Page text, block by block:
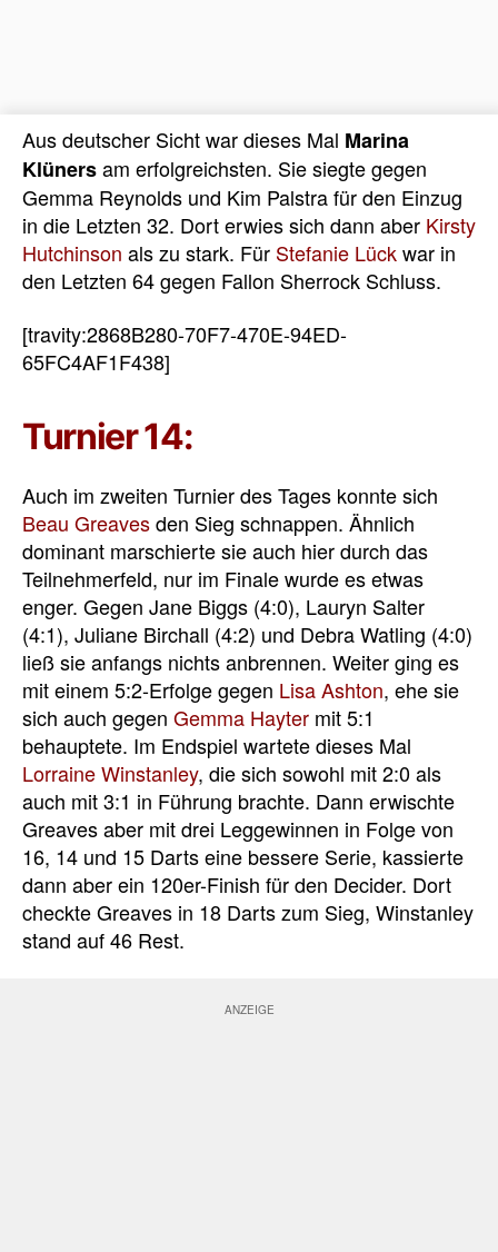
Aus deutscher Sicht war dieses Mal Marina
Klünersam erfolgreichsten. Sie siegte gegen
Gemma Reynolds und Kim Palstra für den Einzug
in die Letzten 32. Dort erwies sich dann aber Kirsty
Hutchinson als zu stark. Für Stefanie Lückwar in
den Letzten 64 gegen Fallon Sherrock Schluss.
[travity:2868B280-70F7-470E-94ED-
65FC4AF1F438]
Turnier 14:
Auch im zweiten Turnier des Tages konnte sich
Beau Greavesden Sieg schnappen. Ähnlich
dominant marschierte sie auch hier durch das
Teilnehmerfeld, nur im Finale wurde es etwas
enger. Gegen Jane Biggs (4:0), Lauryn Salter
(4:1), Juliane Birchall (4:2) und Debra Watling (4:0)
ließ sie anfangs nichts anbrennen. Weiter ging es
mit einem 5:2-Erfolge gegen Lisa Ashton, ehe sie
sich auch gegen Gemma Hayter mit 5:1
behauptete. Im Endspiel wartete dieses Mal
Lorraine Winstanley, die sich sowohl mit 2:0 als
auch mit 3:1 in Führung brachte. Dann erwischte
Greaves aber mit drei Leggewinnen in Folge von
16, 14 und 15 Darts eine bessere Serie, kassierte
dann aber ein 120er-Finish für den Decider. Dort
checkte Greaves in 18 Darts zum Sieg, Winstanley
stand auf 46 Rest.